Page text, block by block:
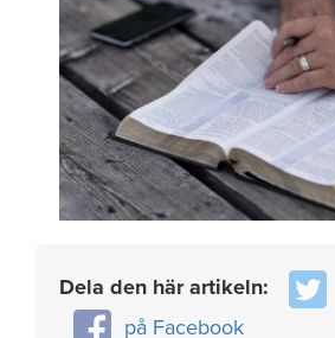
Dela den här artikeln:
på Facebook